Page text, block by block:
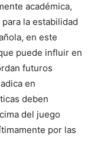
académica,
la estabilidad
en este
puede influir en
futuros
en
deben
del juego
por las